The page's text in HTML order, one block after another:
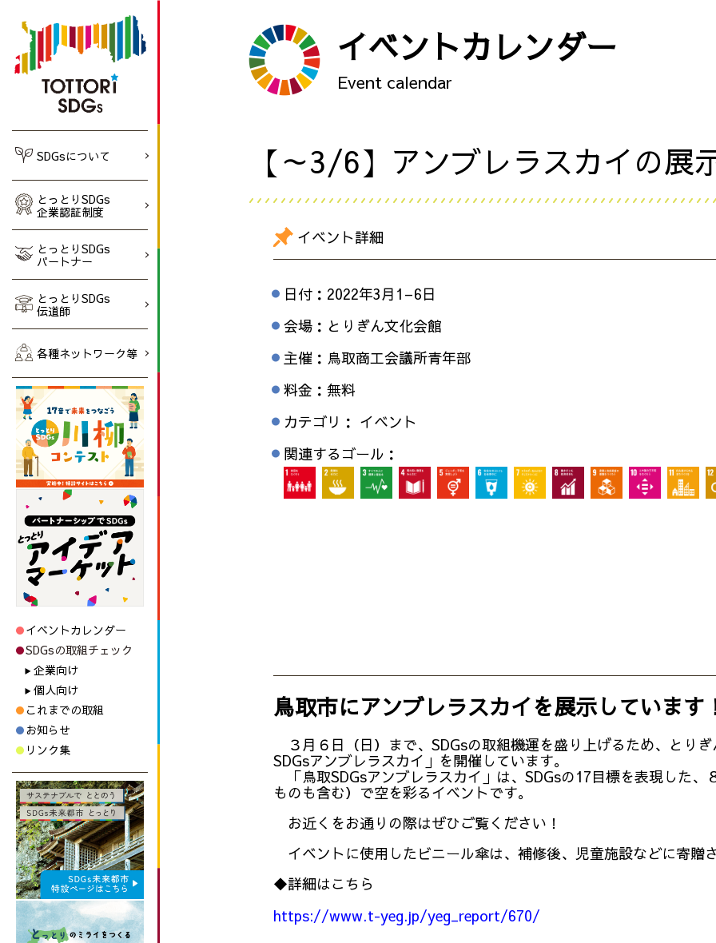
SDGsについて
とっとりSDGs
企業認証制度
とっとりSDGs
パートナー
とっとりSDGs
伝道師
各種ネットワーク等
イベントカレンダー
SDGsの取組チェック
企業向け
個人向け
これまでの取組
お知らせ
リンク集
イベントカレンダー
Event calendar
【～3/6】アンブレラスカイの展
イベント詳細
日付： 2022年3月1 –6日
会場：とりぎん文化会館
主催：鳥取商工会議所青年部
料金：無料
カテゴリ： イベント
関連するゴール：
鳥取市にアンブレラスカイを展示しています
３月６日（日）まで、SDGsの取組機運を盛り上げるため、とり
SDGsアンブレラスカイ」を開催しています。
「鳥取SDGsアンブレラスカイ」は、SDGsの17目標を表現した、
ものも含む）で空を彩るイベントです。
お近くをお通りの際はぜひご覧ください！
イベントに使用したビニール傘は、補修後、児童施設などに寄贈
◆詳細はこちら
https://www.t-yeg.jp/yeg_report/670/